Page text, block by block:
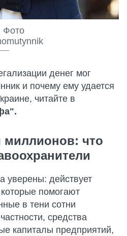
Фото
денег мог
и почему ему удается
читайте в
миллионов: что
уверены: действует
помогают
в тени сотни
средства
капиталы предприятий,